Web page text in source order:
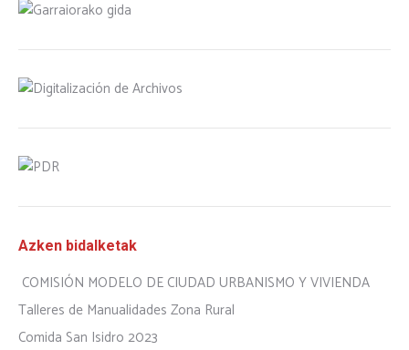
Azken bidalketak
COMISIÓN MODELO DE CIUDAD URBANISMO Y VIVIENDA
Talleres de Manualidades Zona Rural
Comida San Isidro 2023